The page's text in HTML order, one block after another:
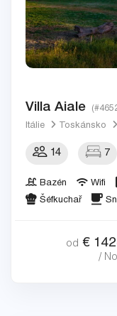
Villa Aiale
Itálie Toskánsko
14 7
Bazén Wifi
Šéfkuchař
od €
/